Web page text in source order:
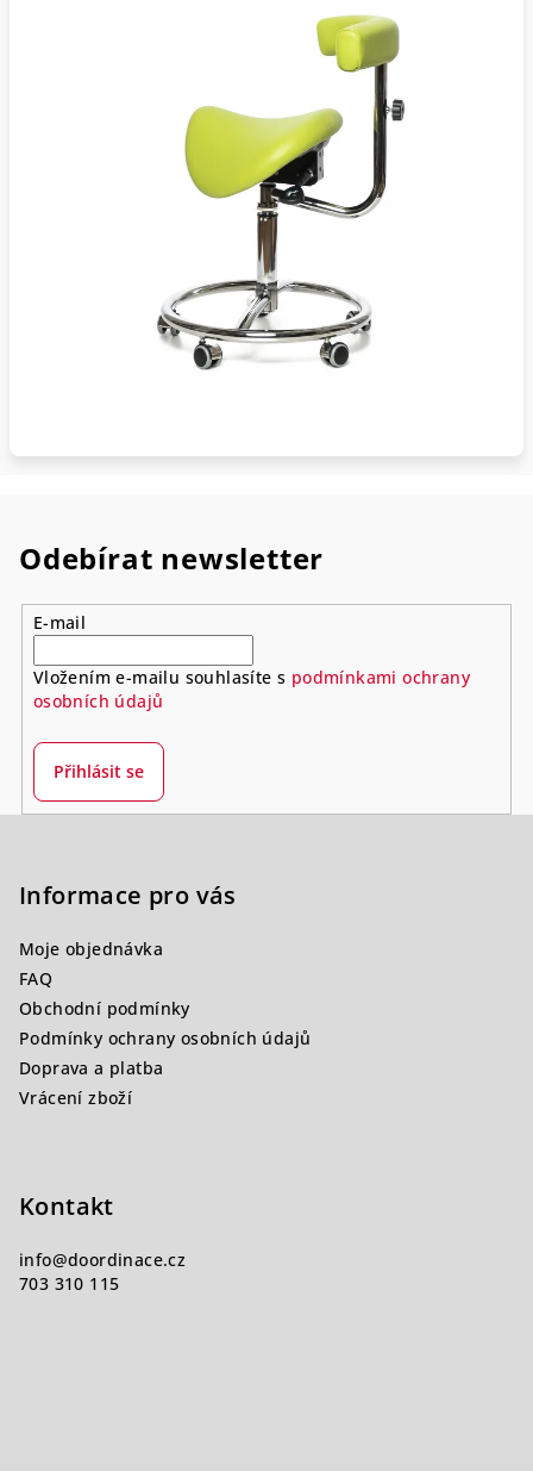
Odebírat newsletter
E-mail
Vložením e-mailu souhlasíte s podmínkami ochrany
osobních údajů
Přihlásit se
Informace pro vás
Moje objednávka
FAQ
Obchodní podmínky
Podmínky ochrany osobních údajů
Doprava a platba
Vrácení zboží
Kontakt
info@doordinace.cz
703 310 115